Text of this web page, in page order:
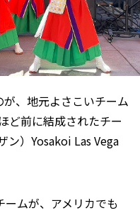
、地元よさこいチーム
ど前に結成されたチー
ン）Yosakoi Las Vega
ムが、アメリカでも